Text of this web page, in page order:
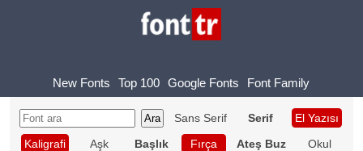
New Fonts Top 100 Google Fonts Font Family
Sans Serif Serif
El Yazısı
Kaligrafi
Aşk Başlık Fırça Ateş Buz
Okul